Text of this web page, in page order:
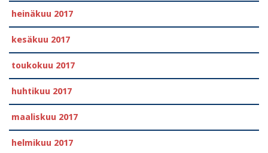
heinäkuu 2017
kesäkuu 2017
toukokuu 2017
huhtikuu 2017
maaliskuu 2017
helmikuu 2017